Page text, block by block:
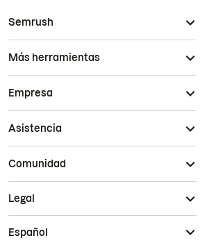
Semrush
Más herramientas
Empresa
Asistencia
Comunidad
Legal
Español